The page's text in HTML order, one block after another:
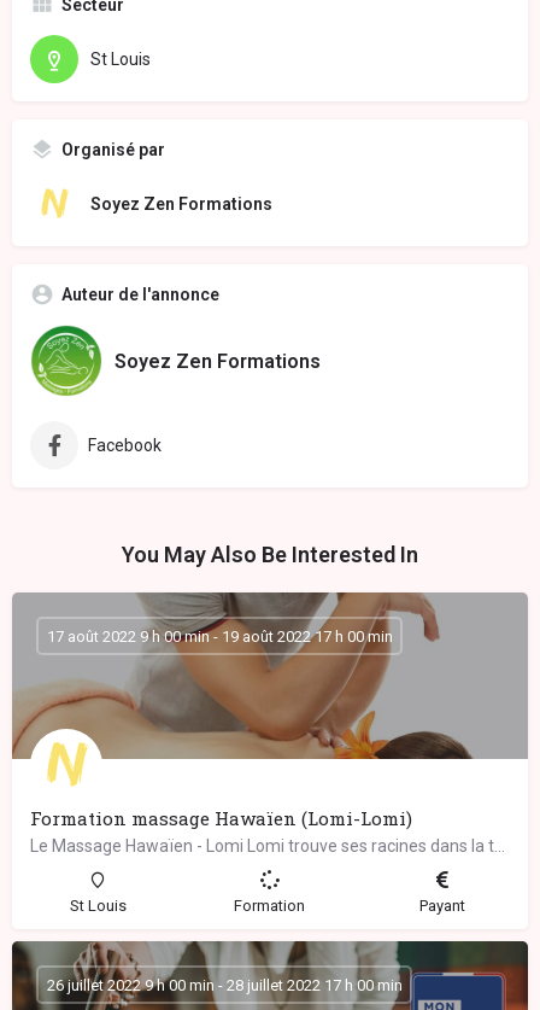
Secteur
St Louis
Organisé par
Soyez Zen Formations
Auteur de l'annonce
Soyez Zen Formations
Facebook
You May Also Be Interested In
Formation massage Hawaïen (Lomi-Lomi)
Le Massage Hawaïen - Lomi Lomi trouve ses racines dans la tradition chamanique des guérisseurs ancestraux de…
17 août 2022 9 h 00 min - 19 août 2022 17 h 00 min
St Louis Formation Payant
26 juillet 2022 9 h 00 min - 28 juillet 2022 17 h 00 min